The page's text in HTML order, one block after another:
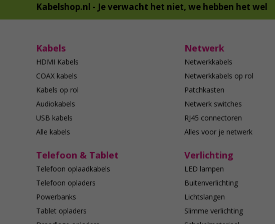
Kabelshop.nl - Je verwacht het niet, we hebben het wel
Kabels
HDMI Kabels
COAX kabels
Kabels op rol
Audiokabels
USB kabels
Alle kabels
Netwerk
Netwerkkabels
Netwerkkabels op rol
Patchkasten
Netwerk switches
RJ45 connectoren
Alles voor je netwerk
Telefoon & Tablet
Telefoon oplaadkabels
Telefoon opladers
Powerbanks
Tablet opladers
Verlichting
LED lampen
Buitenverlichting
Lichtslangen
Slimme verlichting